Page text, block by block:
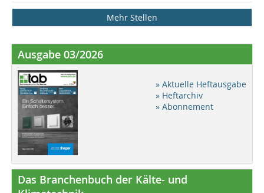
Mehr Stellen
Ausgabe 03/2026
» Aktuelle Heftausgabe
» Heftarchiv
» Abonnement
Das Branchenbuch der Kälte- und